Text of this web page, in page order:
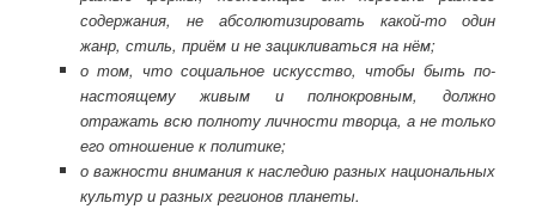
содержания, не абсолютизировать какой-то один
жанр, стиль, приём и не зацикливаться на нём;
о том, что социальное искусство, чтобы быть по-
настоящему живым и полнокровным, должно
отражать всю полноту личности творца, а не только
его отношение к политике;
о важности внимания к наследию разных национальных
культур и разных регионов планеты.